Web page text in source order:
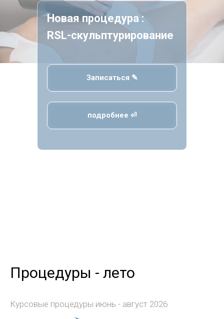
Записаться ✎
подробнее ⏎
Новая процедура :
RSL-скульптурирование
Процедуры - лето
Курсовые процедуры июнь - август 2026